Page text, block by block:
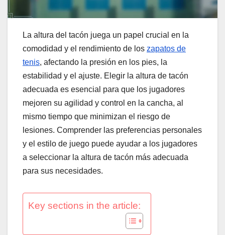
La altura del tacón juega un papel crucial en la
comodidad y el rendimiento de los zapatos de
tenis, afectando la presión en los pies, la
estabilidad y el ajuste. Elegir la altura de tacón
adecuada es esencial para que los jugadores
mejoren su agilidad y control en la cancha, al
mismo tiempo que minimizan el riesgo de
lesiones. Comprender las preferencias personales
y el estilo de juego puede ayudar a los jugadores
a seleccionar la altura de tacón más adecuada
para sus necesidades.
Key sections in the article: